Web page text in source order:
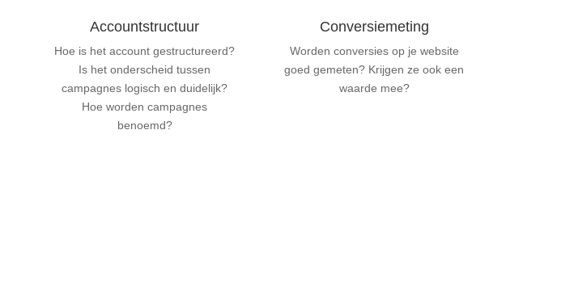
Accountstructuur
Hoe is het account gestructureerd?
Is het onderscheid tussen
campagnes logisch en duidelijk?
Hoe worden campagnes
benoemd?
Conversiemeting
Worden conversies op je website
goed gemeten? Krijgen ze ook een
waarde mee?